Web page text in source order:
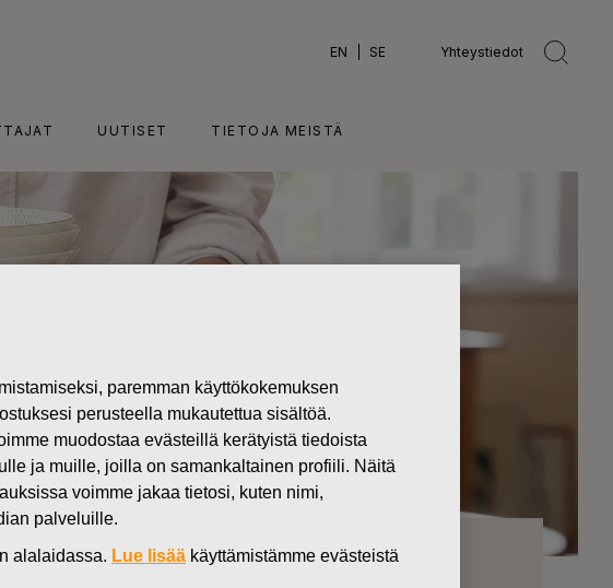
EN SE Yhteystiedot
UUTISET TIETOJA MEISTÄ
paremman käyttökokemuksen
perusteella mukautettua sisältöä.
muodostaa evästeillä kerätyistä tiedoista
ja muille, joilla on samankaltainen profiili. Näitä
voimme jakaa tietosi, kuten nimi,
palveluille.
alalaidassa. Lue lisää käyttämistämme evästeistä